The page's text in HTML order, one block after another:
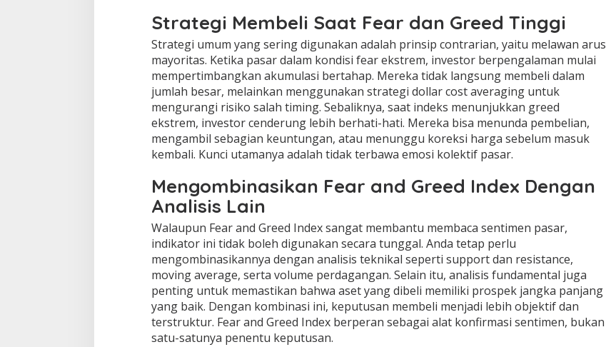
Strategi Membeli Saat Fear dan Greed Tinggi
Strategi umum yang sering digunakan adalah prinsip contrarian, yaitu melawan arus
mayoritas. Ketika pasar dalam kondisi fear ekstrem, investor berpengalaman mulai
mempertimbangkan akumulasi bertahap. Mereka tidak langsung membeli dalam
jumlah besar, melainkan menggunakan strategi dollar cost averaging untuk
mengurangi risiko salah timing. Sebaliknya, saat indeks menunjukkan greed
ekstrem, investor cenderung lebih berhati-hati. Mereka bisa menunda pembelian,
mengambil sebagian keuntungan, atau menunggu koreksi harga sebelum masuk
kembali. Kunci utamanya adalah tidak terbawa emosi kolektif pasar.
Mengombinasikan Fear and Greed Index Dengan
Analisis Lain
Walaupun Fear and Greed Index sangat membantu membaca sentimen pasar,
indikator ini tidak boleh digunakan secara tunggal. Anda tetap perlu
mengombinasikannya dengan analisis teknikal seperti support dan resistance,
moving average, serta volume perdagangan. Selain itu, analisis fundamental juga
penting untuk memastikan bahwa aset yang dibeli memiliki prospek jangka panjang
yang baik. Dengan kombinasi ini, keputusan membeli menjadi lebih objektif dan
terstruktur. Fear and Greed Index berperan sebagai alat konfirmasi sentimen, bukan
satu-satunya penentu keputusan.